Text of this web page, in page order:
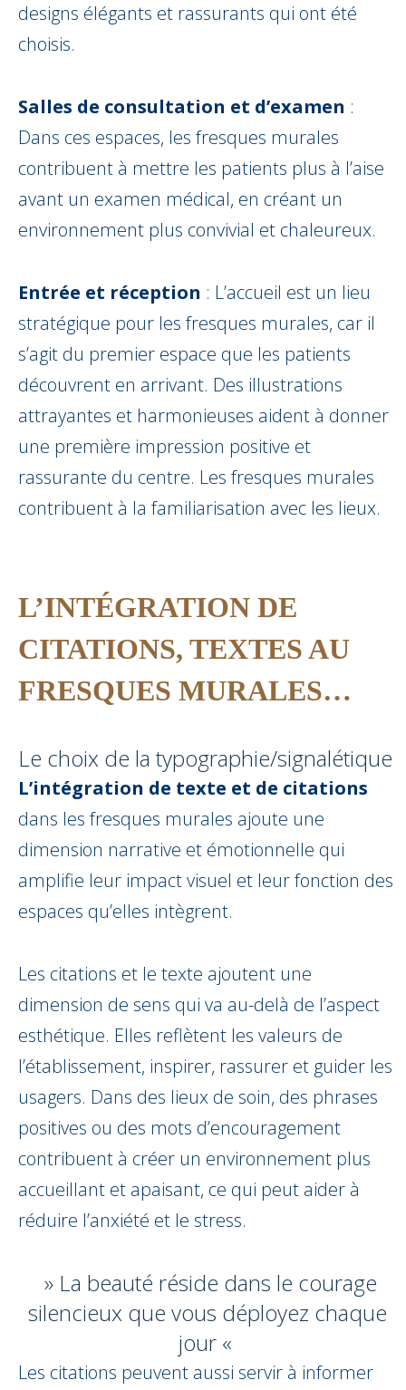
designs élégants et rassurants qui ont été
choisis.
Salles de consultation et d’examen :
Dans ces espaces, les fresques murales
contribuent à mettre les patients plus à l’aise
avant un examen médical, en créant un
environnement plus convivial et chaleureux.
Entrée et réception : L’accueil est un lieu
stratégique pour les fresques murales, car il
s’agit du premier espace que les patients
découvrent en arrivant. Des illustrations
attrayantes et harmonieuses aident à donner
une première impression positive et
rassurante du centre. Les fresques murales
contribuent à la familiarisation avec les lieux.
L’INTÉGRATION DE
CITATIONS, TEXTES AU
FRESQUES MURALES…
Le choix de la typographie/signalétique
L’intégration de texte et de citations
dans les fresques murales ajoute une
dimension narrative et émotionnelle qui
amplifie leur impact visuel et leur fonction des
espaces qu’elles intègrent.
Les citations et le texte ajoutent une
dimension de sens qui va au-delà de l’aspect
esthétique. Elles reflètent les valeurs de
l’établissement, inspirer, rassurer et guider les
usagers. Dans des lieux de soin, des phrases
positives ou des mots d’encouragement
contribuent à créer un environnement plus
accueillant et apaisant, ce qui peut aider à
réduire l’anxiété et le stress.
» La beauté réside dans le courage
silencieux que vous déployez chaque
jour «
Les citations peuvent aussi servir à informer